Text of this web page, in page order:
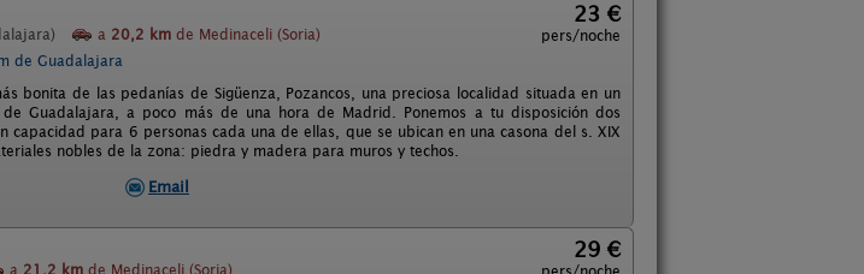
a 20,2 km de Medinaceli (Soria)
23 €
pers/noche
de Guadalajara
bonita de las pedanías de Sigüenza, Pozancos, una preciosa localidad situada en un
Guadalajara, a poco más de una hora de Madrid. Ponemos a tu disposición dos
capacidad para 6 personas cada una de ellas, que se ubican en una casona del s. XIX
nobles de la zona: piedra y madera para muros y techos.
Email
a 21,2 km de Medinaceli (Soria)
29 €